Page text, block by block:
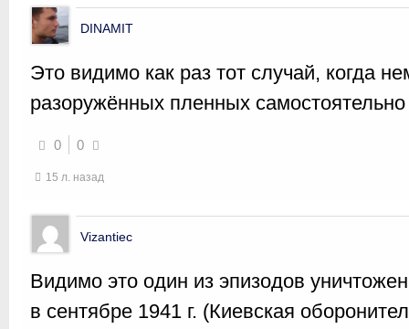
DINAMIT
Это видимо как раз тот случай, когда
разоружённых пленных
0 0
15 л. назад
Vizantiec
Видимо это один из эпизодов
в сентябре 1941 г. (Киевская